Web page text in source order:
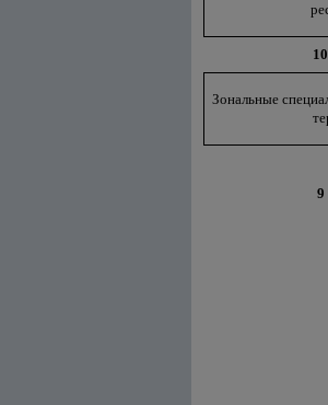
10
Зональные
9